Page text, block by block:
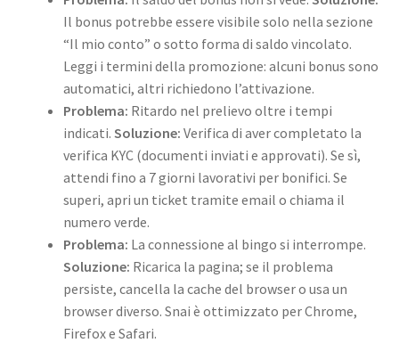
Il bonus potrebbe essere visibile solo nella sezione
“Il mio conto” o sotto forma di saldo vincolato.
Leggi i termini della promozione: alcuni bonus sono
automatici, altri richiedono l’attivazione.
Problema: Ritardo nel prelievo oltre i tempi
indicati. Soluzione: Verifica di aver completato la
verifica KYC (documenti inviati e approvati). Se sì,
attendi fino a 7 giorni lavorativi per bonifici. Se
superi, apri un ticket tramite email o chiama il
numero verde.
Problema: La connessione al bingo si interrompe.
Soluzione: Ricarica la pagina; se il problema
persiste, cancella la cache del browser o usa un
browser diverso. Snai è ottimizzato per Chrome,
Firefox e Safari.